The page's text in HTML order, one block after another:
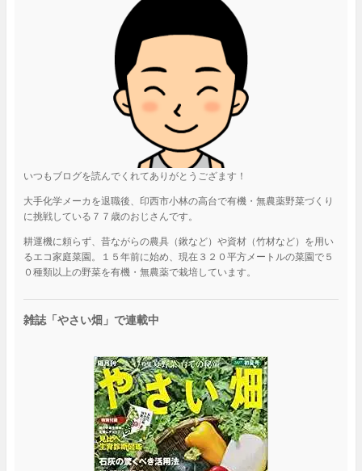
いつもブログを読んでくれてありがとうござます！
大手化学メーカを退職後、印西市小林の高台で有機・無農薬野菜づくり
に挑戦している７７歳のおじさんです。
耕運機に頼らず、昔ながらの農具（鍬など）や資材（竹材など）を用い
るエコ家庭菜園。１５年前に始め、現在３２０平方メートルの菜園で５
０種類以上の野菜を有機・無農薬で栽培しています。
雑誌「やさい畑」で連載中